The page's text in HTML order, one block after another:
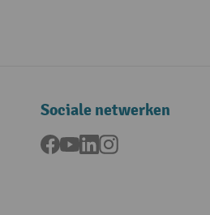
Sociale netwerken
Facebook
YouTubeLinkedInInstagram